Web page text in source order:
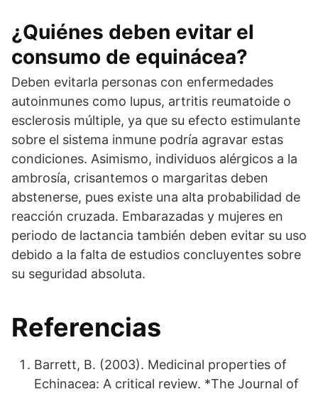
¿Quiénes deben evitar el
consumo de equinácea?
Deben evitarla personas con enfermedades
autoinmunes como lupus, artritis reumatoide o
esclerosis múltiple, ya que su efecto estimulante
sobre el sistema inmune podría agravar estas
condiciones. Asimismo, individuos alérgicos a la
ambrosía, crisantemos o margaritas deben
abstenerse, pues existe una alta probabilidad de
reacción cruzada. Embarazadas y mujeres en
periodo de lactancia también deben evitar su uso
debido a la falta de estudios concluyentes sobre
su seguridad absoluta.
Referencias
Barrett, B. (2003). Medicinal properties of
Echinacea: A critical review. *The Journal of